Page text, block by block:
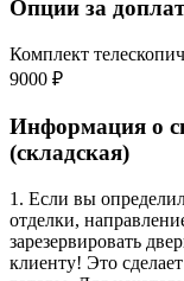
Опции за
Комплект
9000 ₽
Информация о
(складская)
1. Если вы
отделки,
зарезервировать
клиенту! Это